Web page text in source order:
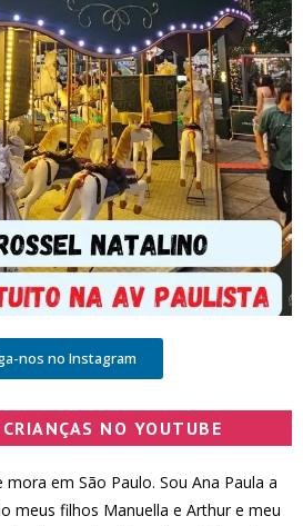
nos no Instagram
NO YOUTUBE
em São Paulo. Sou Ana Paula a
meus filhos Manuella e Arthur e meu